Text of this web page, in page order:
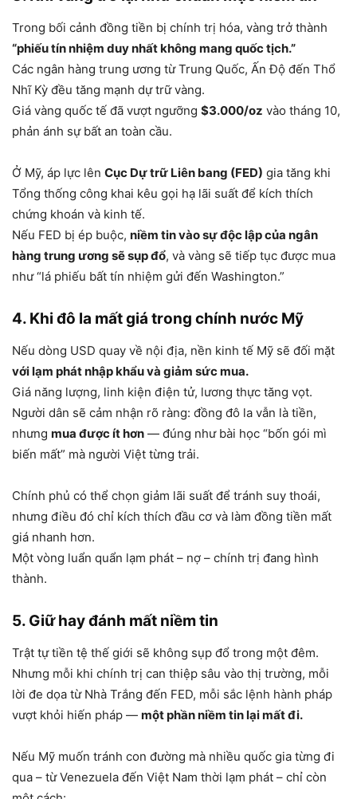
Trong bối cảnh đồng tiền bị chính trị hóa, vàng trở thành
“phiếu tín nhiệm duy nhất không mang quốc tịch.”
Các ngân hàng trung ương từ Trung Quốc, Ấn Độ đến Thổ
Nhĩ Kỳ đều tăng mạnh dự trữ vàng.
Giá vàng quốc tế đã vượt ngưỡng $3.000/oz vào tháng 10,
phản ánh sự bất an toàn cầu.
Ở Mỹ, áp lực lên Cục Dự trữ Liên bang (FED) gia tăng khi
Tổng thống công khai kêu gọi hạ lãi suất để kích thích
chứng khoán và kinh tế.
Nếu FED bị ép buộc, niềm tin vào sự độc lập của ngân
hàng trung ương sẽ sụp đổ, và vàng sẽ tiếp tục được mua
như “lá phiếu bất tín nhiệm gửi đến Washington.”
4. Khi đô la mất giá trong chính nước Mỹ
Nếu dòng USD quay về nội địa, nền kinh tế Mỹ sẽ đối mặt
với lạm phát nhập khẩu và giảm sức mua.
Giá năng lượng, linh kiện điện tử, lương thực tăng vọt.
Người dân sẽ cảm nhận rõ ràng: đồng đô la vẫn là tiền,
nhưng mua được ít hơn — đúng như bài học “bốn gói mì
biến mất” mà người Việt từng trải.
Chính phủ có thể chọn giảm lãi suất để tránh suy thoái,
nhưng điều đó chỉ kích thích đầu cơ và làm đồng tiền mất
giá nhanh hơn.
Một vòng luẩn quẩn lạm phát – nợ – chính trị đang hình
thành.
5. Giữ hay đánh mất niềm tin
Trật tự tiền tệ thế giới sẽ không sụp đổ trong một đêm.
Nhưng mỗi khi chính trị can thiệp sâu vào thị trường, mỗi
lời đe dọa từ Nhà Trắng đến FED, mỗi sắc lệnh hành pháp
vượt khỏi hiến pháp — một phần niềm tin lại mất đi.
Nếu Mỹ muốn tránh con đường mà nhiều quốc gia từng đi
qua – từ Venezuela đến Việt Nam thời lạm phát – chỉ còn